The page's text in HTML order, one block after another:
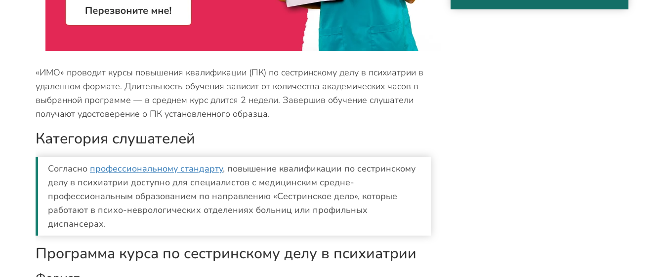
«ИМО» проводит курсы повышения квалификации (ПК) по сестринскому делу в психиатрии в
удаленном формате. Длительность обучения зависит от количества академических часов в
выбранной программе — в среднем курс длится 2 недели. Завершив обучение слушатели
получают удостоверение о ПК установленного образца.
Категория слушателей
Согласно профессиональному стандарту, повышение квалификации по сестринскому
делу в психиатрии доступно для специалистов с медицинским средне-
профессиональным образованием по направлению «Сестринское дело», которые
работают в психо-неврологических отделениях больниц или профильных
диспансерах.
Программа курса по сестринскому делу в психиатрии